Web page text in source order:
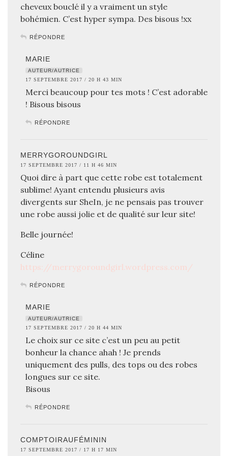
cheveux bouclé il y a vraiment un style
bohémien. C’est hyper sympa. Des bisous !xx
RÉPONDRE
MARIE
AUTEUR/AUTRICE
17 SEPTEMBRE 2017 / 20 H 43 MIN
Merci beaucoup pour tes mots ! C’est adorable
! Bisous bisous
RÉPONDRE
MERRYGOROUNDGIRL
17 SEPTEMBRE 2017 / 11 H 46 MIN
Quoi dire à part que cette robe est totalement
sublime! Ayant entendu plusieurs avis
divergents sur SheIn, je ne pensais pas trouver
une robe aussi jolie et de qualité sur leur site!
Belle journée!
Céline
https://merrygoroundgirl.wordpress.com/
RÉPONDRE
MARIE
AUTEUR/AUTRICE
17 SEPTEMBRE 2017 / 20 H 44 MIN
Le choix sur ce site c’est un peu au petit
bonheur la chance ahah ! Je prends
uniquement des pulls, des tops ou des robes
longues sur ce site.
Bisous
RÉPONDRE
COMPTOIRAUFÉMININ
17 SEPTEMBRE 2017 / 17 H 17 MIN